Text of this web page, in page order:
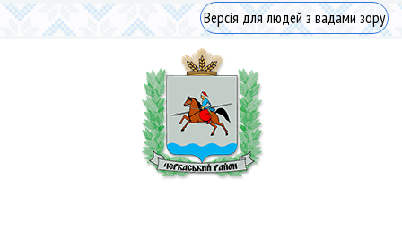
Версія для людей з вадами зору